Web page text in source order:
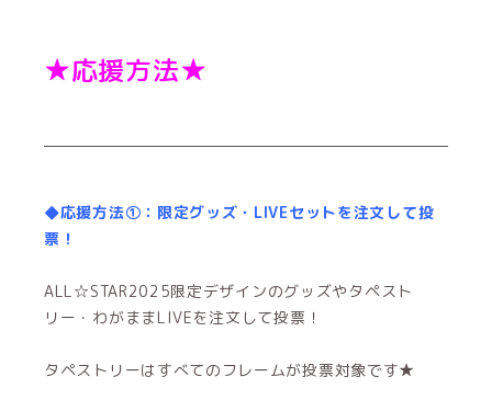
★応援方法★
◆応援方法①：限定グッズ・LIVEセットを注文して投
票！
ALL☆STAR2025限定デザインのグッズやタペスト
リー・わがままLIVEを注文して投票！
タペストリーはすべてのフレームが投票対象です★